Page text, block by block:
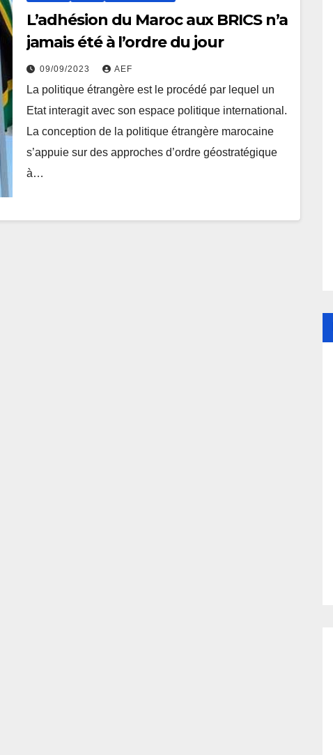
L’adhésion du Maroc aux BRICS n’a
jamais été à l’ordre du jour
09/09/2023 AEF
La politique étrangère est le procédé par lequel un
Etat interagit avec son espace politique international.
La conception de la politique étrangère marocaine
s’appuie sur des approches d’ordre géostratégique
à…